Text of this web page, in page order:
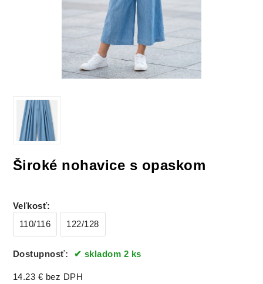
Široké nohavice s opaskom
Veľkosť:
110/116
122/128
Dostupnosť: skladom 2 ks
14.23 € bez DPH